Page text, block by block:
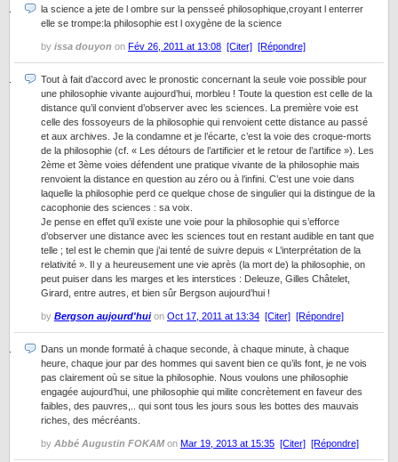
la science a jete de l ombre sur la pensseé philosophique,croyant l enterrer
elle se trompe:la philosophie est l oxygène de la science
by issa douyon on Fév 26, 2011 at 13:08 [Citer] [Répondre]
Tout à fait d’accord avec le pronostic concernant la seule voie possible pour
une philosophie vivante aujourd’hui, morbleu ! Toute la question est celle de la
distance qu’il convient d’observer avec les sciences. La première voie est
celle des fossoyeurs de la philosophie qui renvoient cette distance au passé
et aux archives. Je la condamne et je l’écarte, c’est la voie des croque-morts
de la philosophie (cf. « Les détours de l’artificier et le retour de l’artifice »). Les
2ème et 3ème voies défendent une pratique vivante de la philosophie mais
renvoient la distance en question au zéro ou à l’infini. C’est une voie dans
laquelle la philosophie perd ce quelque chose de singulier qui la distingue de la
cacophonie des sciences : sa voix.
Je pense en effet qu’il existe une voie pour la philosophie qui s’efforce
d’observer une distance avec les sciences tout en restant audible en tant que
telle ; tel est le chemin que j’ai tenté de suivre depuis « L’interprétation de la
relativité ». Il y a heureusement une vie après (la mort de) la philosophie, on
peut puiser dans les marges et les interstices : Deleuze, Gilles Châtelet,
Girard, entre autres, et bien sûr Bergson aujourd’hui !
by Bergson aujourd'huion Oct 17, 2011 at 13:34 [Citer] [Répondre]
Dans un monde formaté à chaque seconde, à chaque minute, à chaque
heure, chaque jour par des hommes qui savent bien ce qu’ils font, je ne vois
pas clairement où se situe la philosophie. Nous voulons une philosophie
engagée aujourd’hui, une philosophie qui milite concrètement en faveur des
faibles, des pauvres,.. qui sont tous les jours sous les bottes des mauvais
riches, des mécréants.
by Abbé Augustin FOKAMon Mar 19, 2013 at 15:35 [Citer] [Répondre]